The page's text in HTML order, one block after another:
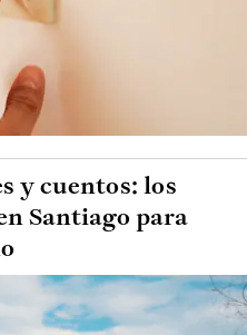
y cuentos: los
Santiago para